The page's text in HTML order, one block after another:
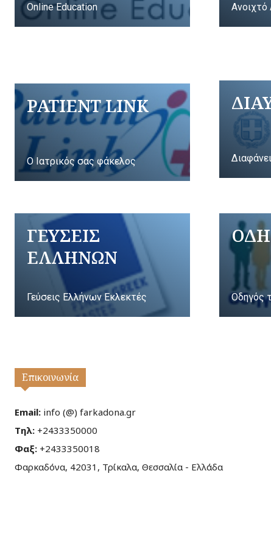
Online Education Ανοιχτό
PATIENT LINK
Ο Ιατρικός σας φάκελος
ΓΕΥΣΕΙΣ
ΕΛΛΗΝΩΝ
Γεύσεις Ελλήνων Εκλεκτές Οδηγός
Επικοινωνία
Email: info (@) farkadona.gr
Τηλ: +2433350000
Φαξ: +2433350018
Φαρκαδόνα, 42031, Τρίκαλα, Θεσσαλία - Ελλάδα